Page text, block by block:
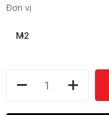
Đơn vị
M2